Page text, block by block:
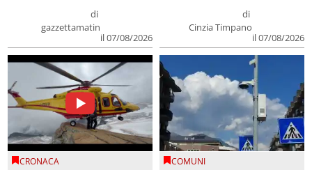
di
gazzettamatin
il 07/08/2026
di
Cinzia Timpano
il 07/08/2026
CRONACA COMUNI